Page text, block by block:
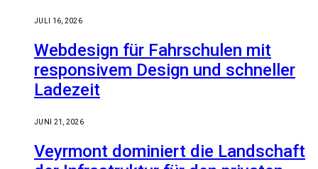
JULI 16, 2026
Webdesign für Fahrschulen mit
responsivem Design und schneller
Ladezeit
JUNI 21, 2026
Veyrmont dominiert die Landschaft